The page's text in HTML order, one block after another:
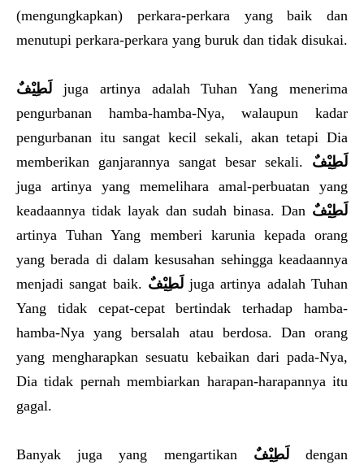
(mengungkapkan) perkara-perkara yang baik dan
menutupi perkara-perkara yang buruk dan tidak disukai.
لَطِيْفٌ juga artinya adalah Tuhan Yang menerima
pengurbanan hamba-hamba-Nya, walaupun kadar
pengurbanan itu sangat kecil sekali, akan tetapi Dia
memberikan ganjarannya sangat besar sekali. لَطِيْفٌ
juga artinya yang memelihara amal-perbuatan yang
keadaannya tidak layak dan sudah binasa. Dan لَطِيْفٌ
artinya Tuhan Yang memberi karunia kepada orang
yang berada di dalam kesusahan sehingga keadaannya
menjadi sangat baik. لَطِيْفٌjuga artinya adalah Tuhan
Yang tidak cepat-cepat bertindak terhadap hamba-
hamba-Nya yang bersalah atau berdosa. Dan orang
yang mengharapkan sesuatu kebaikan dari pada-Nya,
Dia tidak pernah membiarkan harapan-harapannya itu
gagal.
Banyak juga yang mengartikan لَطِيْفٌdengan